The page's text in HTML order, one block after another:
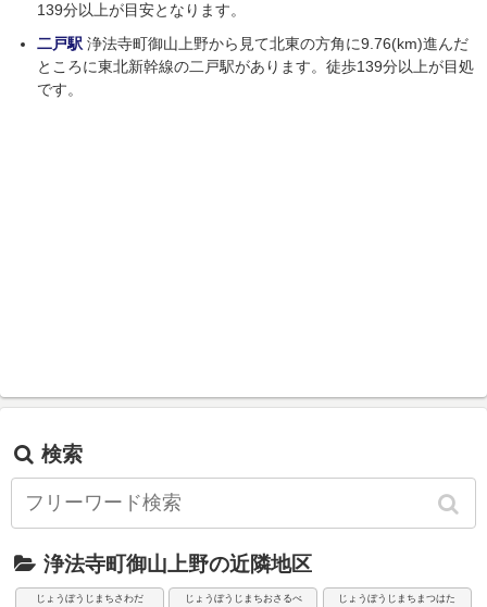
139分以上が目安となります。
二戸駅 浄法寺町御山上野から見て北東の方角に9.76(km)進んだ
ところに東北新幹線の二戸駅があります。徒歩139分以上が目処
です。
検索
浄法寺町御山上野の近隣地区
じょうぼうじまちさわだ じょうぼうじまちおさるべ じょうぼうじまちまつはた